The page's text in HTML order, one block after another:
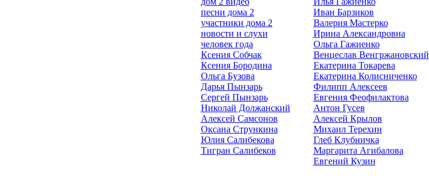
песни дома 2
участники дома 2
новости и слухи
человек года
Ксения Собчак
Ксения Бородина
Ольга Бузова
Дарья Пынзарь
Сергей Пынзарь
Николай Должанский
Алексей Самсонов
Оксана Стрункина
Юлия Салибекова
Тигран Салибеков
Иван Барзиков
Валерия Мастерко
Ирина Александровна
Ольга Гажиенко
Венцеслав Венгржановский
Екатерина Токарева
Екатерина Колисниченко
Филипп Алексеев
Евгения Феофилактова
Антон Гусев
Алексей Крылов
Михаил Терехин
Глеб Клубничка
Маргарита Агибалова
Евгений Кузин